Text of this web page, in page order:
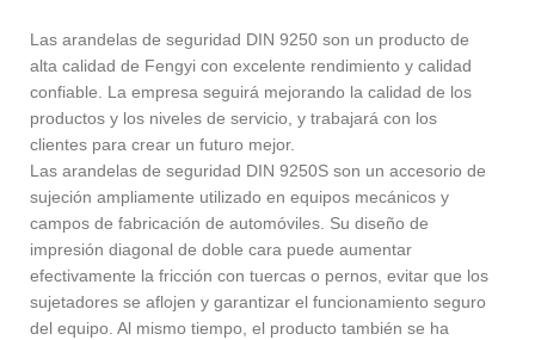
Las arandelas de seguridad DIN 9250 son un producto de
alta calidad de Fengyi con excelente rendimiento y calidad
confiable. La empresa seguirá mejorando la calidad de los
productos y los niveles de servicio, y trabajará con los
clientes para crear un futuro mejor.
Las arandelas de seguridad DIN 9250S son un accesorio de
sujeción ampliamente utilizado en equipos mecánicos y
campos de fabricación de automóviles. Su diseño de
impresión diagonal de doble cara puede aumentar
efectivamente la fricción con tuercas o pernos, evitar que los
sujetadores se aflojen y garantizar el funcionamiento seguro
del equipo. Al mismo tiempo, el producto también se ha